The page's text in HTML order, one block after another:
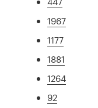
1967
1177
1881
1264
92